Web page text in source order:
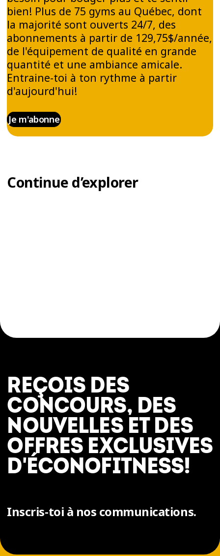
bien! Plus de 75 gyms au Québec, dont
la majorité sont ouverts 24/7, des
abonnements à partir de 129,75$/année,
de l'équipement de qualité en grande
quantité et une ambiance amicale.
Entraine-toi à ton rythme à partir
d'aujourd'hui!
Je m'abonne
Continue d’explorer
REÇOIS DES
CONCOURS, DES
NOUVELLES ET DES
OFFRES EXCLUSIVES
D'ÉCONOFITNESS!
Inscris-toi à nos communications.